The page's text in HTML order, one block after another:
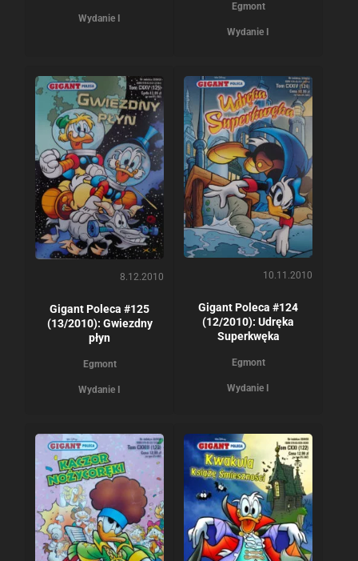
Wydanie I
Egmont
Wydanie I
8.12.2010
Gigant Poleca #125
(13/2010): Gwiezdny
płyn
Egmont
Wydanie I
10.11.2010
Gigant Poleca #124
(12/2010): Udręka
Superkwęka
Egmont
Wydanie I